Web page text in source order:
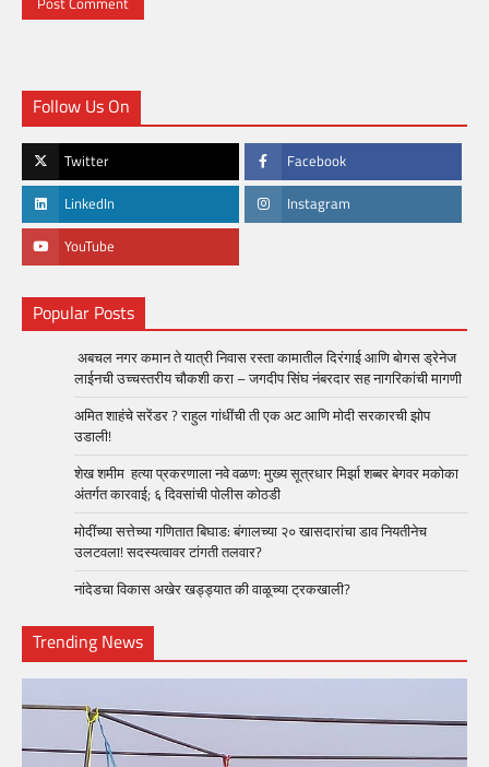
Follow Us On
Twitter Facebook
LinkedIn Instagram
YouTube
Popular Posts
अबचल नगर कमान ते यात्री निवास रस्ता कामातील दिरंगाई आणि बोगस ड्रेनेज
लाईनची उच्चस्तरीय चौकशी करा – जगदीप सिंघ नंबरदार सह नागरिकांची मागणी
अमित शाहंचे सरेंडर ? राहुल गांधींची ती एक अट आणि मोदी सरकारची झोप
उडाली!
शेख शमीम हत्या प्रकरणाला नवे वळण: मुख्य सूत्रधार मिर्झा शब्बर बेगवर मकोका
अंतर्गत कारवाई; ६ दिवसांची पोलीस कोठडी
मोदींच्या सत्तेच्या गणितात बिघाड: बंगालच्या २० खासदारांचा डाव नियतीनेच
उलटवला! सदस्यत्वावर टांगती तलवार?
नांदेडचा विकास अखेर खड्ड्यात की वाळूच्या ट्रकखाली?
Trending News